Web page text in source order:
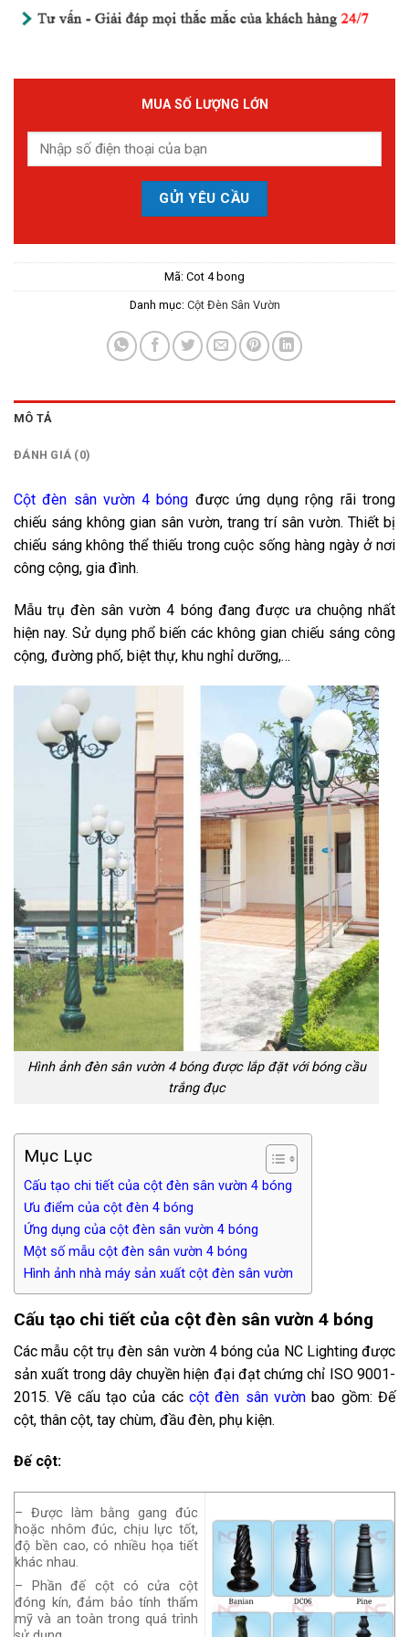
MUA SỐ LƯỢNG LỚN
Mã: Cot 4 bong
Danh mục: Cột Đèn Sân Vườn
MÔ TẢ
ĐÁNH GIÁ (0)
Cột đèn sân vườn 4 bóng được ứng dụng rộng rãi trong
chiếu sáng không gian sân vườn, trang trí sân vườn. Thiết bị
chiếu sáng không thể thiếu trong cuộc sống hàng ngày ở nơi
công cộng, gia đình.
Mẫu trụ đèn sân vườn 4 bóng đang được ưa chuộng nhất
hiện nay. Sử dụng phổ biến các không gian chiếu sáng công
cộng, đường phố, biệt thự, khu nghỉ dưỡng,…
Hình ảnh đèn sân vườn 4 bóng được lắp đặt với bóng cầu
trắng đục
Mục Lục
Cấu tạo chi tiết của cột đèn sân vườn 4 bóng
Ưu điểm của cột đèn 4 bóng
Ứng dụng của cột đèn sân vườn 4 bóng
Một số mẫu cột đèn sân vườn 4 bóng
Hình ảnh nhà máy sản xuất cột đèn sân vườn
Cấu tạo chi tiết của cột đèn sân vườn 4 bóng
Các mẫu cột trụ đèn sân vườn 4 bóng của NC Lighting được
sản xuất trong dây chuyền hiện đại đạt chứng chỉ ISO 9001-
2015. Về cấu tạo của các cột đèn sân vườn bao gồm: Đế
cột, thân cột, tay chùm, đầu đèn, phụ kiện.
Đế cột:
– Được làm bằng gang đúc
hoặc nhôm đúc, chịu lực tốt,
độ bền cao, có nhiều họa tiết
khác nhau.
– Phần đế cột có cửa cột
đóng kín, đảm bảo tính thẩm
mỹ và an toàn trong quá trình